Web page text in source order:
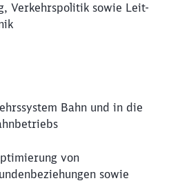
Verkehrspolitik sowie Leit-
Bahn und in die
von
sowie